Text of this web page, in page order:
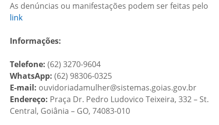
As denúncias ou manifestações podem ser feitas pelo
link
Informações:
Telefone: (62) 3270-9604
WhatsApp: (62) 98306-0325
E-mail: ouvidoriadamulher@sistemas.goias.gov.br
Endereço: Praça Dr. Pedro Ludovico Teixeira, 332 – St.
Central, Goiânia – GO, 74083-010